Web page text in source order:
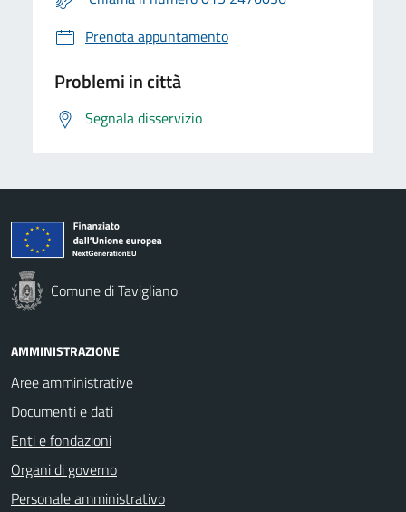
Prenota appuntamento
Problemi in città
Segnala disservizio
Comune di Tavigliano
AMMINISTRAZIONE
Aree amministrative
Documenti e dati
Enti e fondazioni
Organi di governo
Personale amministrativo